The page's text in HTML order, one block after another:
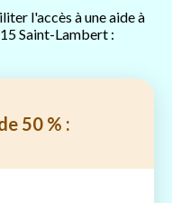
l'accès à une aide à
Saint-Lambert :
50 % :